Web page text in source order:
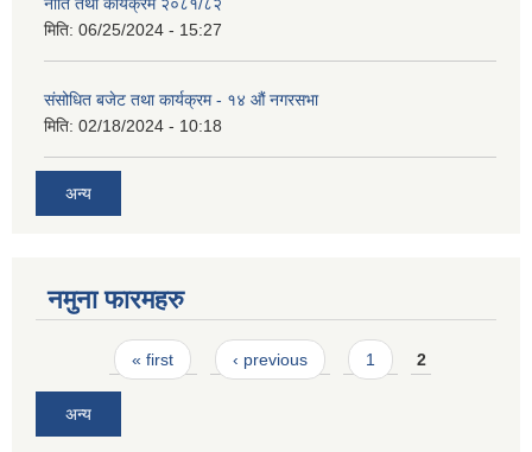
नीति तथा कार्यक्रम २०८१/८२
मिति: 06/25/2024 - 15:27
संसोधित बजेट तथा कार्यक्रम - १४ औं नगरसभा
मिति: 02/18/2024 - 10:18
अन्य
नमुना फारमहरु
Pages« first ‹ previous 1 2
अन्य